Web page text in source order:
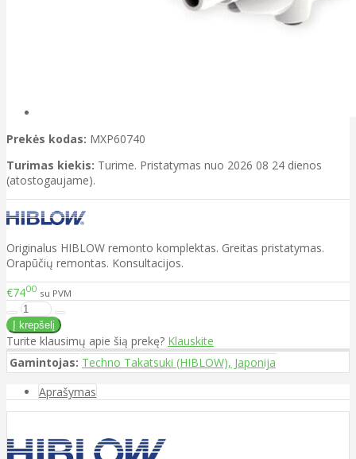
Prekės kodas: MXP60740
Turimas kiekis: Turime. Pristatymas nuo 2026 08 24 dienos
(atostogaujame).
Originalus HIBLOW remonto komplektas. Greitas pristatymas.
Orapūčių remontas. Konsultacijos.
€7400 su PVM
Turite klausimų apie šią prekę? Klauskite
Gamintojas: Techno Takatsuki (HIBLOW), Japonija
Aprašymas